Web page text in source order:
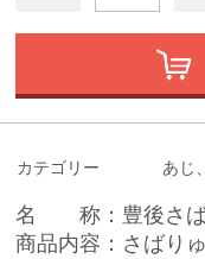
カテゴリー あじ
名 称：豊後さば
商品内容：さばり